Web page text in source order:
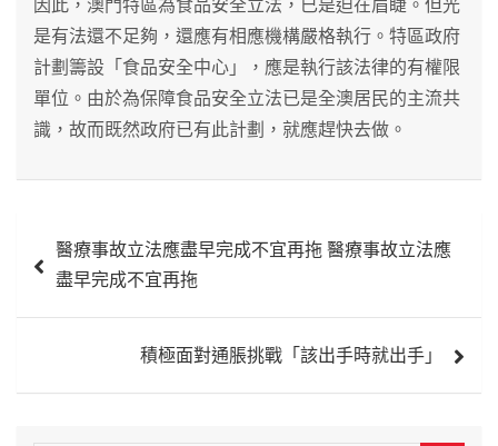
因此，澳門特區為食品安全立法，已是迫在眉睫。但光
是有法還不足夠，還應有相應機構嚴格執行。特區政府
計劃籌設「食品安全中心」，應是執行該法律的有權限
單位。由於為保障食品安全立法已是全澳居民的主流共
識，故而既然政府已有此計劃，就應趕快去做。
章 醫療事故立法應盡早完成不宜再拖 醫療事故立法應
盡早完成不宜再拖
積極面對通脹挑戰「該出手時就出手」